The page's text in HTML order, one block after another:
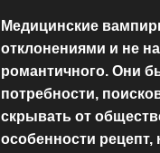
Медицинские
отклонениями и не
романтичного. Они
потребности,
скрывать от
особенности